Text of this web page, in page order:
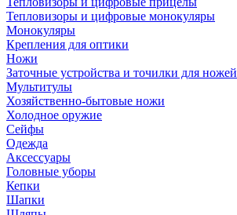
Тепловизоры и цифровые монокуляры
Монокуляры
Крепления для оптики
Ножи
Заточные устройства и точилки для ножей
Мультитулы
Хозяйственно-бытовые ножи
Холодное оружие
Сейфы
Одежда
Аксессуары
Головные уборы
Кепки
Шапки